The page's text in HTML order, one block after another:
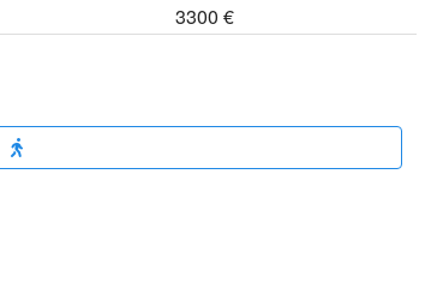
3300 €